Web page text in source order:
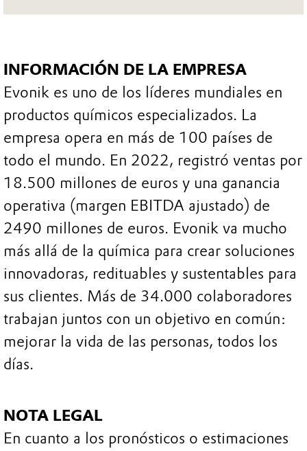
INFORMACIÓN DE LA EMPRESA
Evonik es uno de los líderes mundiales en
productos químicos especializados. La
empresa opera en más de 100 países de
todo el mundo. En 2022, registró ventas por
18.500 millones de euros y una ganancia
operativa (margen EBITDA ajustado) de
2490 millones de euros. Evonik va mucho
más allá de la química para crear soluciones
innovadoras, redituables y sustentables para
sus clientes. Más de 34.000 colaboradores
trabajan juntos con un objetivo en común:
mejorar la vida de las personas, todos los
días.
NOTA LEGAL
En cuanto a los pronósticos o estimaciones